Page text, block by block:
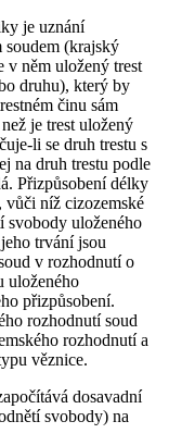
je uznání
soudem (krajský
v něm uložený trest
druhu), který by
činu sám
je trest uložený
li se druh trestu s
na druh trestu podle
Přizpůsobení délky
vůči níž cizozemské
svobody uloženého
trvání jsou
v rozhodnutí o
uloženého
přizpůsobení.
rozhodnutí soud
rozhodnutí a
věznice.
dosavadní
svobody) na